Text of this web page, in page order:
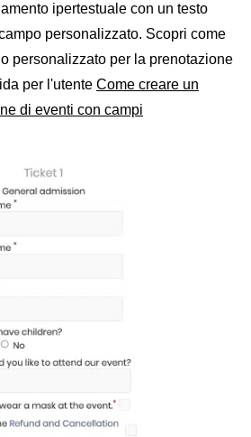
ipertestuale con un testo
personalizzato. Scopri come
personalizzato per la prenotazione
per l'utente Come creare un
di eventi con campi